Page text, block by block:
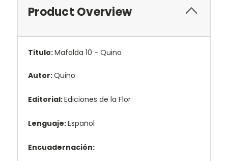
Product Overview
Titulo:Mafalda 10 - Quino
Autor:Quino
Editorial:Ediciones de la Flor
Lenguaje:Español
Encuadernación: